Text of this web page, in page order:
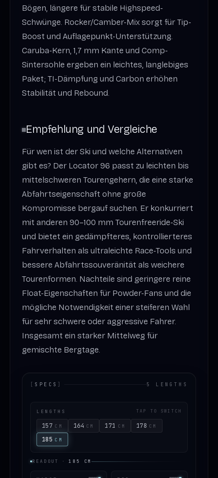
Bögen, längere für stabile Highspeed-
Schwünge. Rocker/Camber-Mix sorgt für Tip-
Boost und Auflagepunkt-Unterstützung.
Caruba-Kern, 1,7 mm Kante und Comp-
Sintersohle ergeben ein leichtes, langlebiges
Paket; TI-Dämpfung und Carbon erhöhen
Stabilität und Rebound.
Empfehlung und Vergleiche
Für wen ist der Ski und welche Alternativen
gibt es? Der Locator 96 passt zu leichten bis
mittelschweren Tourengehern, die eine starke
Abfahrtseigenschaft ohne große
Kompromisse bergauf suchen. Er konkurriert
mit anderen 90–100 mm Tourenfreeride-Ski
und bietet ein gedämpfteres, kontrollierteres
Fahrverhalten als ultraleichte Race-Tools und
bessere Abfahrtssouveränität als weichere
Tourenformen. Nachteile sind geringere reine
Float-Eigenschaften für Powder-Fans und die
mögliche Notwendigkeit einer steiferen Wahl
für sehr schwere oder aggressive Fahrer.
Insgesamt ein starker Mittelweg für
gemischte Bergtage.
[ SPECS ] 5 LENGTHS
LENGTHS TAP TO SWITCH
157 CM 164 CM 171 CM 178 CM
185 CM
READOUT · 185 CM